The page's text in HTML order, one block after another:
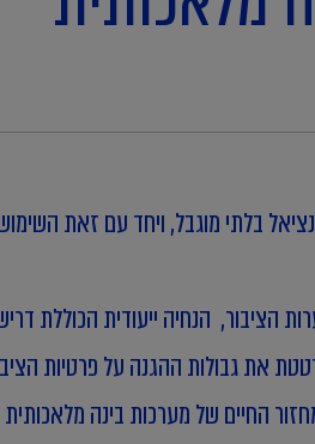
בלתי מוגבל, ויחד עם זאת
כטיוטה להערות הציבור, הנחיה
את גבולות ההגנה על פרטיות